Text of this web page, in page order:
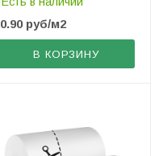
0.90 руб/м2
В КОРЗИНУ